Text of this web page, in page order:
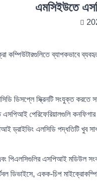
এমসিইউতে
কম্পিউটারগুলিতে ব্যাপকভাবে
ডিসপ্লে স্ক্রিনটি সংযুক্ত
এসপিআই পেরিফেরিয়ালগুলি
ড্রাইভিং এলসিডি পদ্ধতিটি খুব
এসপিআই মডিউল
ডিভাইসে, একক-চিপ